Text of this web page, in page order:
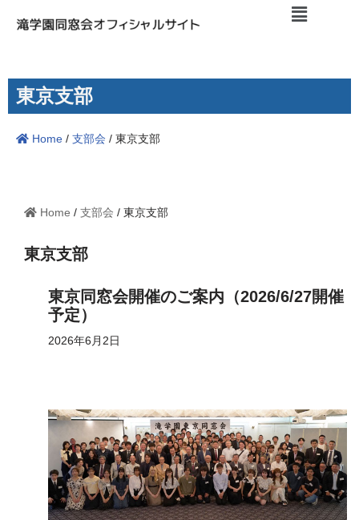
テ
ン
へ
東京支部
Home / 支部会 / 東京支部
Home / 支部会 / 東京支部
東京支部
東京同窓会開催のご案内（2026/6/27開催
予定）
2026年6月2日